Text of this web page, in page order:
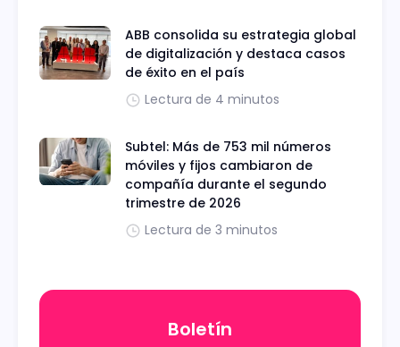
ABB consolida su estrategia global
de digitalización y destaca casos
de éxito en el país
Lectura de 4 minutos
Subtel: Más de 753 mil números
móviles y fijos cambiaron de
compañía durante el segundo
trimestre de 2026
Lectura de 3 minutos
Boletín